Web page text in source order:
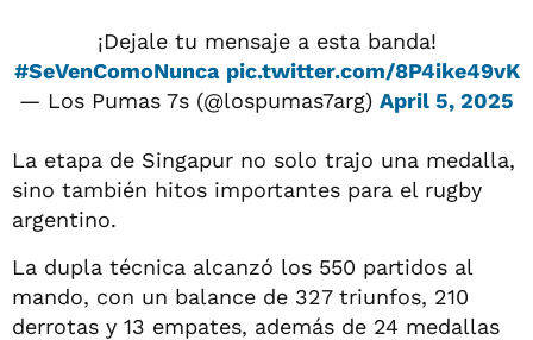
¡Dejale tu mensaje a esta banda!
#SeVenComoNunca pic.twitter.com/8P4ike49vK
— Los Pumas 7s (@lospumas7arg) April 5, 2025
La etapa de Singapur no solo trajo una medalla,
sino también hitos importantes para el rugby
argentino.
La dupla técnica alcanzó los 550 partidos al
mando, con un balance de 327 triunfos, 210
derrotas y 13 empates, además de 24 medallas